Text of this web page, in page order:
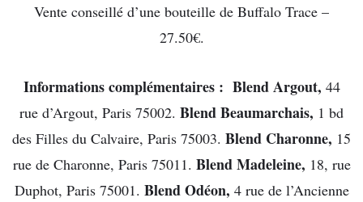
Vente conseillé d’une bouteille de Buffalo Trace –
27.50€.
Informations complémentaires : Blend Argout, 44
rue d’Argout, Paris 75002. Blend Beaumarchais, 1 bd
des Filles du Calvaire, Paris 75003. Blend Charonne, 15
rue de Charonne, Paris 75011. Blend Madeleine, 18, rue
Duphot, Paris 75001. Blend Odéon, 4 rue de l’Ancienne